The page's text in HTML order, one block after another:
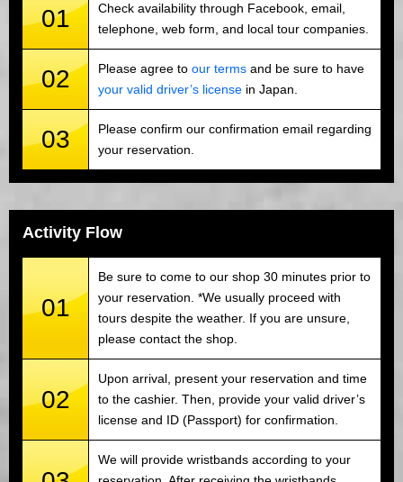
01
Check availability through Facebook, email,
telephone, web form, and local tour companies.
02 Please agree to our terms and be sure to have
your valid driver’s license in Japan.
03
Please confirm our confirmation email regarding
your reservation.
Activity Flow
01
Be sure to come to our shop 30 minutes prior to
your reservation. *We usually proceed with
tours despite the weather. If you are unsure,
please contact the shop.
02
Upon arrival, present your reservation and time
to the cashier. Then, provide your valid driver’s
license and ID (Passport) for confirmation.
We will provide wristbands according to your